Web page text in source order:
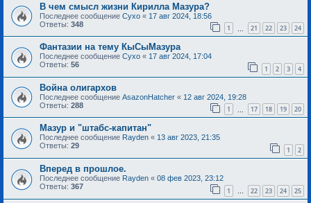
В чем смысл жизни Кирилла Мазура?
Последнее сообщение Сухо « 17 авг 2024, 18:56
Ответы: 348 1 21 22 23 24
Фантазии на тему КыСыМазура
Последнее сообщение Сухо « 17 авг 2024, 17:04
Ответы: 56 1 2 3 4
Война олигархов
Последнее сообщение AsazonHatcher « 12 авг 2024, 19:28
Ответы: 288 1 17 18 19 20
Мазур и "штабс-капитан"
Последнее сообщение Rayden « 13 авг 2023, 21:35
Ответы: 29 1 2
Вперед в прошлое.
Последнее сообщение Rayden « 08 фев 2023, 23:12
Ответы: 367 1 … 22 23 24 25